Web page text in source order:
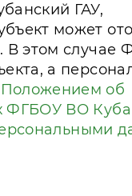
ГАУ,
может
В этом
а
об
ФГБОУ ВО